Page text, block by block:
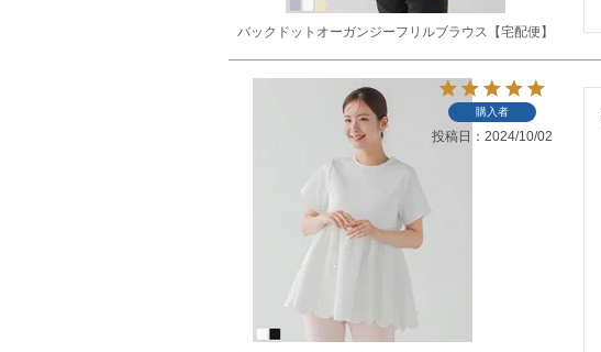
バックドットオーガンジーフリルブラウス【宅配便】
購入者
投稿日 2024/10/02